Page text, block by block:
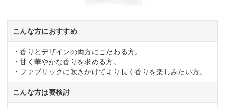
こんな方におすすめ
・香りとデザインの両方にこだわる方。
・甘く華やかな香りを求める方。
・ファブリックに吹きかけてより長く香りを楽しみたい方。
こんな方は要検討